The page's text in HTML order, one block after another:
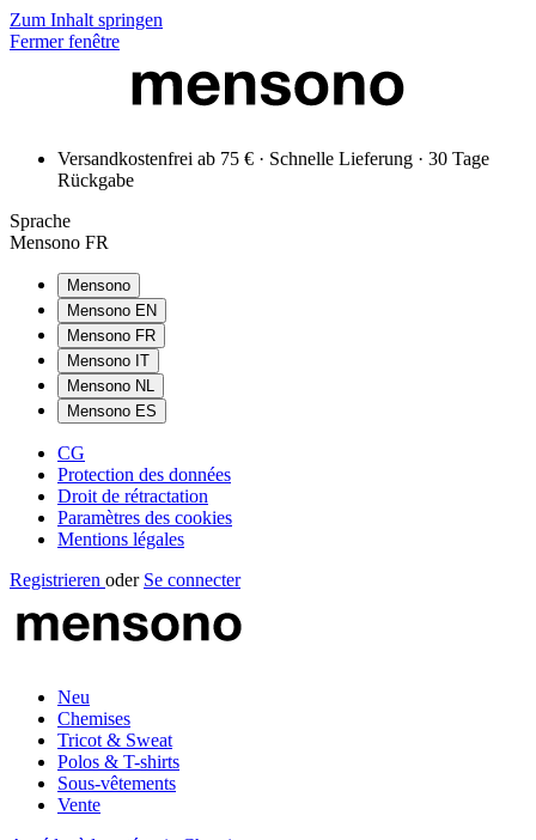
Zum Inhalt springen
Fermer fenêtre
Versandkostenfrei ab 75 € · Schnelle Lieferung · 30 Tage
Rückgabe
Sprache
Mensono FR
Mensono
Mensono EN
Mensono FR
Mensono IT
Mensono NL
Mensono ES
CG
Protection des données
Droit de rétractation
Paramètres des cookies
Mentions légales
Registrieren oder Se connecter
Neu
Chemises
Tricot & Sweat
Polos & T-shirts
Sous-vêtements
Vente